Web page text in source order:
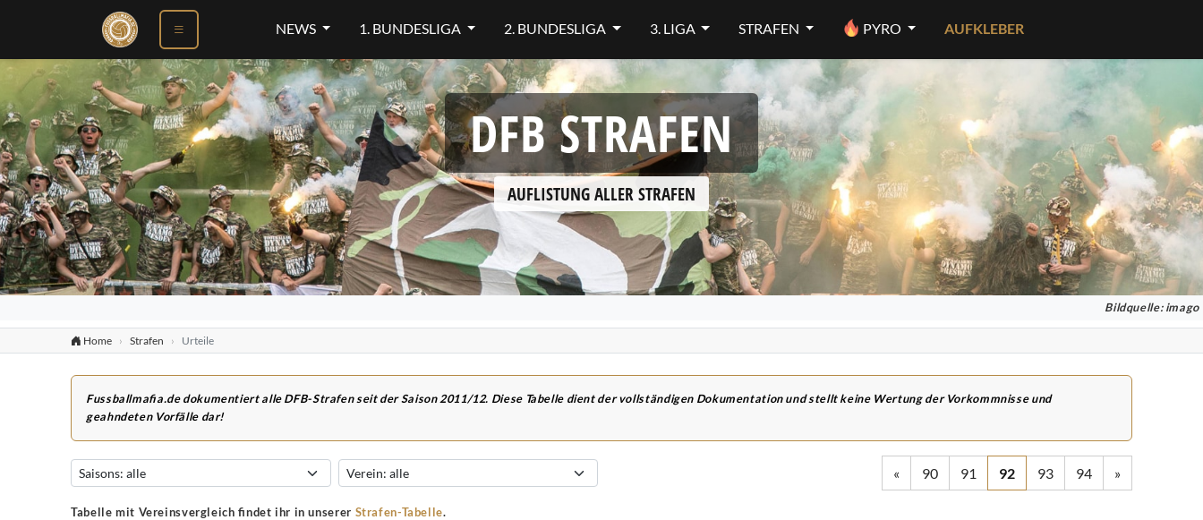
NEWS 1. BUNDESLIGA 2. BUNDESLIGA 3. LIGA STRAFEN PYRO AUFKLEBER
DFB STRAFEN
AUFLISTUNG ALLER STRAFEN
Bildquelle: imago
Home Strafen Urteile
Fussballmafia.de dokumentiert alle DFB-Strafen seit der Saison 2011/12. Diese Tabelle dient der vollständigen Dokumentation und stellt keine Wertung der Vorkommnisse und
geahndeten Vorfälle dar!
« 90 91 92 93 94 »
Tabelle mit Vereinsvergleich findet ihr in unserer Strafen-Tabelle.